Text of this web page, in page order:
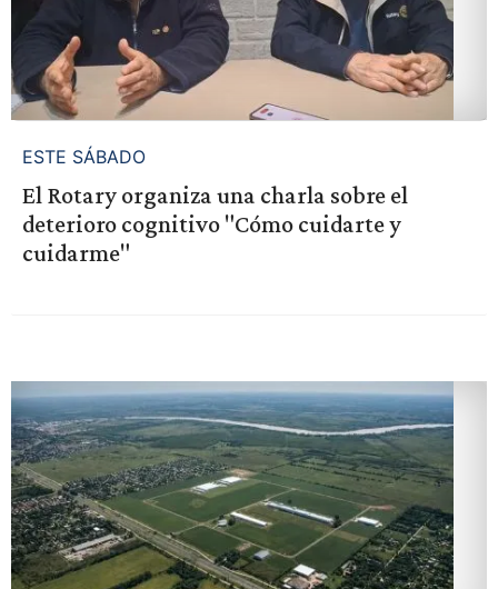
ESTE SÁBADO
El Rotary organiza una charla sobre el
deterioro cognitivo "Cómo cuidarte y
cuidarme"